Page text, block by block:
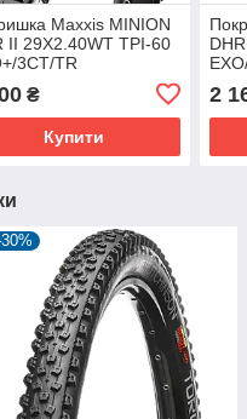
Maxxis MINION
II 29X2.40WT TPI-60
3CT/TR
₴
Купити
2